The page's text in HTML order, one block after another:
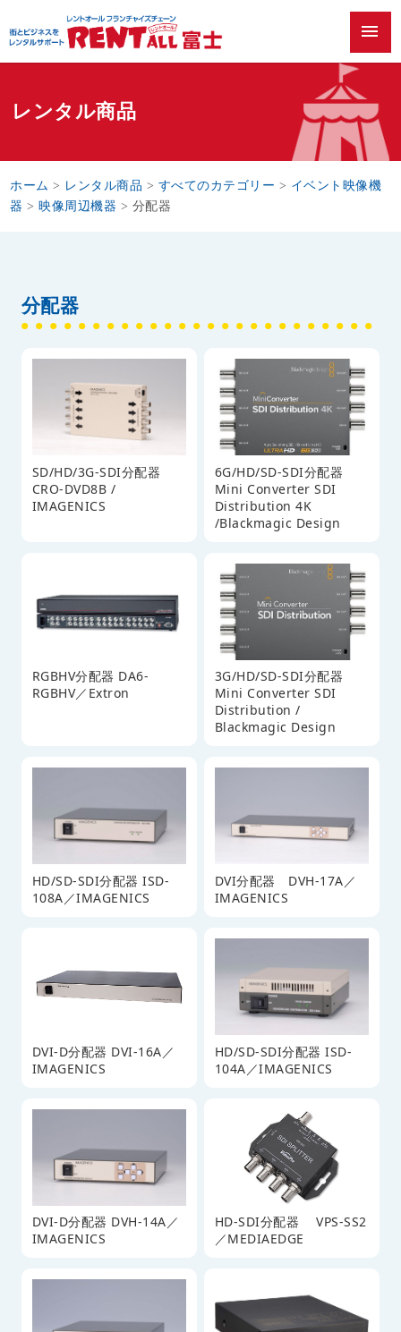
menu
レンタル商品
ホーム > レンタル商品 > すべてのカテゴリー > イベント映像機
器 >映像周辺機器 > 分配器
分配器
SD/HD/3G-SDI分配器
CRO-DVD8B /
IMAGENICS
6G/HD/SD-SDI分配器
Mini Converter SDI
Distribution 4K
/Blackmagic Design
RGBHV分配器 DA6-
RGBHV／Extron
3G/HD/SD-SDI分配器
Mini Converter SDI
Distribution /
Blackmagic Design
HD/SD-SDI分配器 ISD-
108A／IMAGENICS
DVI分配器 DVH-17A／
IMAGENICS
DVI-D分配器 DVI-16A／
IMAGENICS
HD/SD-SDI分配器 ISD-
104A／IMAGENICS
DVI-D分配器 DVH-14A／
IMAGENICS
HD-SDI分配器 VPS-SS2
／MEDIAEDGE